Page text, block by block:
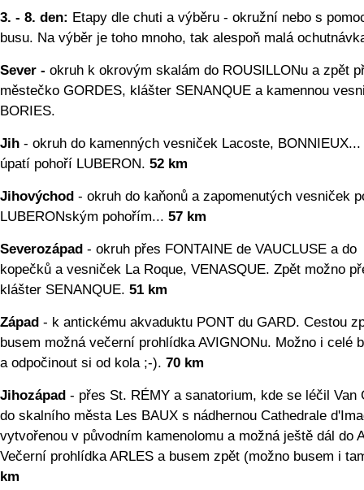
3. - 8. den: Etapy dle chuti a výběru - okružní nebo s
busu. Na výběr je toho mnoho, tak alespoň malá
Sever - okruh k okrovým skalám do ROUSILLONu a zpět
městečko GORDES, klášter SENANQUE a kamennou
BORIES.
Jih - okruh do kamenných vesniček Lacoste, BONNIEUX...
úpatí pohoří LUBERON. 52 km
Jihovýchod - okruh do kaňonů a zapomenutých vesniček
LUBERONským pohořím... 57 km
Severozápad - okruh přes FONTAINE de VAUCLUSE a do
kopečků a vesniček La Roque, VENASQUE. Zpět možno
klášter SENANQUE. 51 km
Západ - k antickému akvaduktu PONT du GARD. Cestou
busem možná večerní prohlídka AVIGNONu. Možno i celé
a odpočinout si od kola ;-). 70 km
Jihozápad - přes St. RÉMY a sanatorium, kde se léčil Van
do skalního města Les BAUX s nádhernou Cathedrale
vytvořenou v původním kamenolomu a možná ještě dál do
Večerní prohlídka ARLES a busem zpět (možno busem i
km